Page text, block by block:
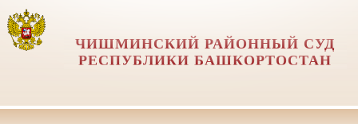
ЧИШМИНСКИЙ РАЙОННЫЙ СУД
РЕСПУБЛИКИ БАШКОРТОСТАН